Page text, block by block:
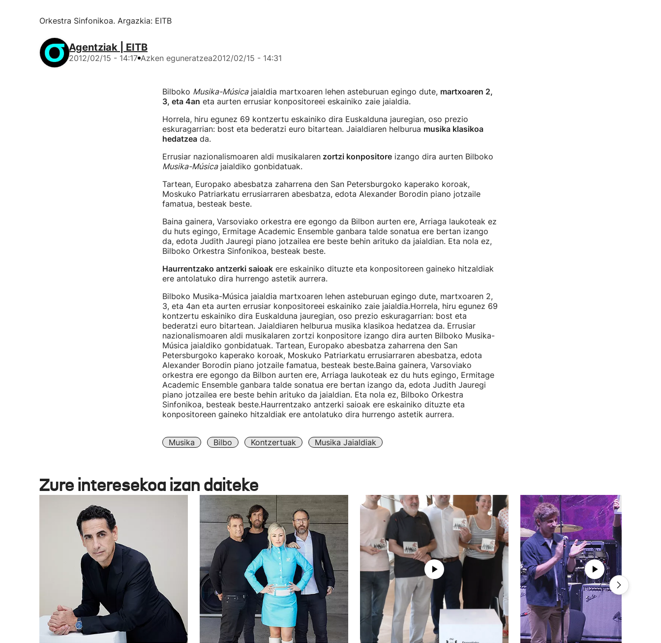
Orkestra Sinfonikoa. Argazkia: EITB
Agentziak | EITB
2012/02/15 - 14:17 Azken eguneratzea2012/02/15 - 14:31
Bilboko Musika-Músicajaialdia martxoaren lehen asteburuan egingo dute, martxoaren 2,
3, eta 4an eta aurten errusiar konpositoreei eskainiko zaie jaialdia.
Horrela, hiru egunez 69 kontzertu eskainiko dira Euskalduna jauregian, oso prezio
eskuragarrian: bost eta bederatzi euro bitartean. Jaialdiaren helburua musika klasikoa
hedatzeada.
Errusiar nazionalismoaren aldi musikalarenzortzi konpositoreizango dira aurten Bilboko
Musika-Músicajaialdiko gonbidatuak.
Tartean, Europako abesbatza zaharrena den San Petersburgoko kaperako koroak,
Moskuko Patriarkatu errusiarraren abesbatza, edota Alexander Borodin piano jotzaile
famatua, besteak beste.
Baina gainera, Varsoviako orkestra ere egongo da Bilbon aurten ere, Arriaga laukoteak ez
du huts egingo, Ermitage Academic Ensemble ganbara talde sonatua ere bertan izango
da, edota Judith Jauregi piano jotzailea ere beste behin arituko da jaialdian. Eta nola ez,
Bilboko Orkestra Sinfonikoa, besteak beste.
Haurrentzako antzerki saioakere eskainiko dituzte eta konpositoreen gaineko hitzaldiak
ere antolatuko dira hurrengo astetik aurrera.
Bilboko Musika-Música jaialdia martxoaren lehen asteburuan egingo dute, martxoaren 2,
3, eta 4an eta aurten errusiar konpositoreei eskainiko zaie jaialdia.Horrela, hiru egunez 69
kontzertu eskainiko dira Euskalduna jauregian, oso prezio eskuragarrian: bost eta
bederatzi euro bitartean. Jaialdiaren helburua musika klasikoa hedatzea da. Errusiar
nazionalismoaren aldi musikalaren zortzi konpositore izango dira aurten Bilboko Musika-
Música jaialdiko gonbidatuak. Tartean, Europako abesbatza zaharrena den San
Petersburgoko kaperako koroak, Moskuko Patriarkatu errusiarraren abesbatza, edota
Alexander Borodin piano jotzaile famatua, besteak beste.Baina gainera, Varsoviako
orkestra ere egongo da Bilbon aurten ere, Arriaga laukoteak ez du huts egingo, Ermitage
Academic Ensemble ganbara talde sonatua ere bertan izango da, edota Judith Jauregi
piano jotzailea ere beste behin arituko da jaialdian. Eta nola ez, Bilboko Orkestra
Sinfonikoa, besteak beste.Haurrentzako antzerki saioak ere eskainiko dituzte eta
konpositoreen gaineko hitzaldiak ere antolatuko dira hurrengo astetik aurrera.
Musika Bilbo Kontzertuak Musika Jaialdiak
Zure interesekoa izan daiteke